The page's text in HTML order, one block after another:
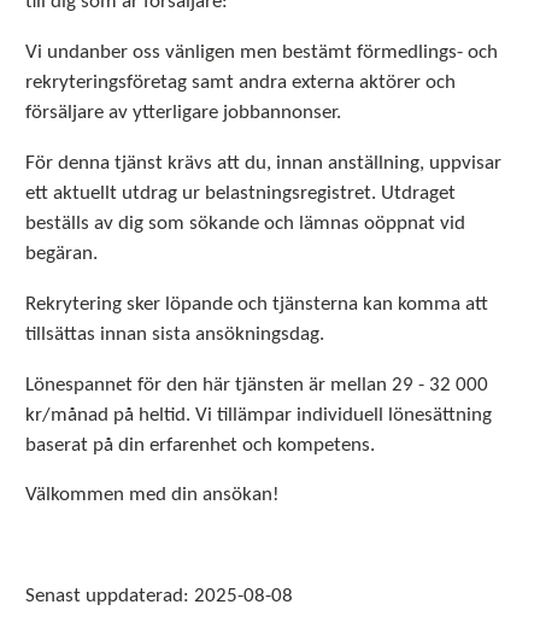
Vi undanber oss vänligen men bestämt förmedlings- och
rekryteringsföretag samt andra externa aktörer och
försäljare av ytterligare jobbannonser.
För denna tjänst krävs att du, innan anställning, uppvisar
ett aktuellt utdrag ur belastningsregistret. Utdraget
beställs av dig som sökande och lämnas oöppnat vid
begäran.
Rekrytering sker löpande och tjänsterna kan komma att
tillsättas innan sista ansökningsdag.
Lönespannet för den här tjänsten är mellan 29 - 32 000
kr/månad på heltid. Vi tillämpar individuell lönesättning
baserat på din erfarenhet och kompetens.
Välkommen med din ansökan!
Senast uppdaterad: 2025-08-08